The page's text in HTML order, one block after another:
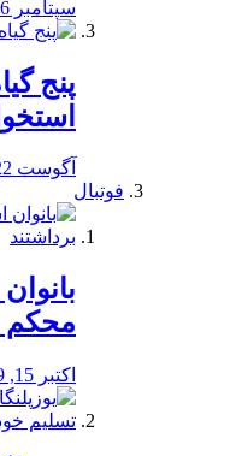
سپتامبر 26, 2019
پنج
آگوست 22, 2019
فوتبال
محكم
اکتبر 15, 2019